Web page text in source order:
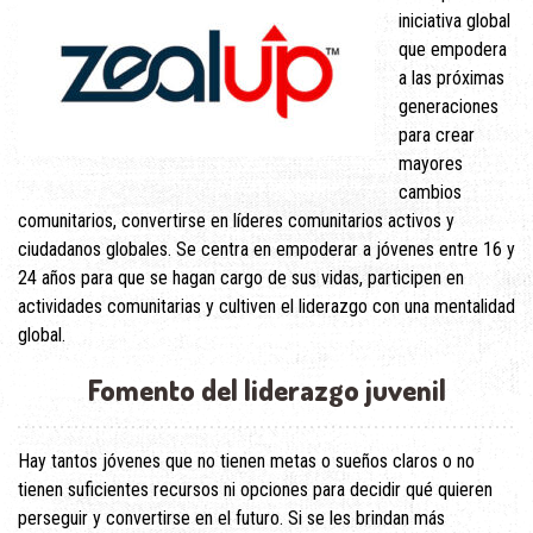
iniciativa global
que empodera
a las próximas
generaciones
para crear
mayores
cambios
comunitarios, convertirse en líderes comunitarios activos y
ciudadanos globales. Se centra en empoderar a jóvenes entre 16 y
24 años para que se hagan cargo de sus vidas, participen en
actividades comunitarias y cultiven el liderazgo con una mentalidad
global.
Fomento del liderazgo juvenil
Hay tantos jóvenes que no tienen metas o sueños claros o no
tienen suficientes recursos ni opciones para decidir qué quieren
perseguir y convertirse en el futuro. Si se les brindan más